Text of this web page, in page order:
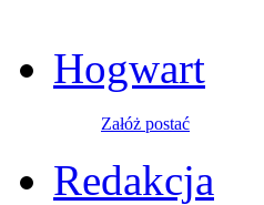
Hogwart
Załóż postać
Redakcja